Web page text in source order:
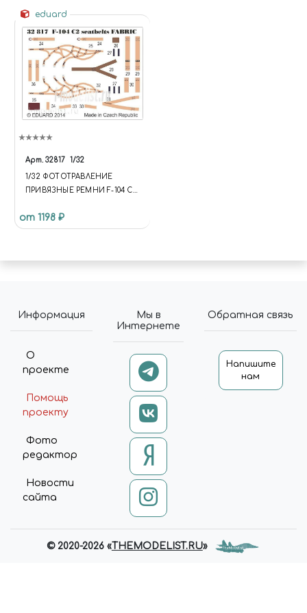
eduard
Арт. 32817 1/32
1/32 ФОТОТРАВЛЕНИЕ
ПРИВЯЗНЫЕ РЕМНИ F-104 C2
от 1198 ₽
Информация
О
проекте
Помощь
проекту
Фото
редактор
Новости
сайта
Мы в
Интернете
Обратная связь
Напишите
нам
© 2020-2026 «THEMODELIST.RU»